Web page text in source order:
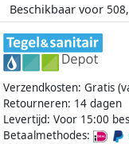
Beschikbaar voor
Verzendkosten: Gratis
Retourneren: 14 dagen
Levertijd: Voor 15:00
Betaalmethodes: